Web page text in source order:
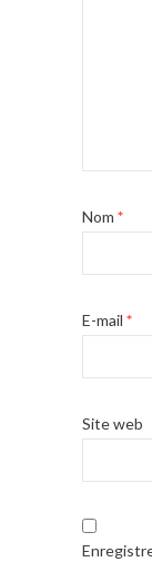
Nom *
E-mail *
Site web